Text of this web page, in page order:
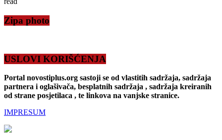
Zipa photo
USLOVI KORIŠĆENJA
Portal novostiplus.org sastoji se od vlastitih sadržaja, sadržaja
partnera i oglašivača, besplatnih sadržaja , sadržaja kreiranih
od strane posjetilaca , te linkova na vanjske stranice.
IMPRESUM